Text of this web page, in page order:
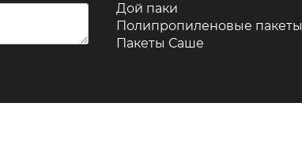
Дой паки
Полипропиленовые пакеты
Пакеты Саше